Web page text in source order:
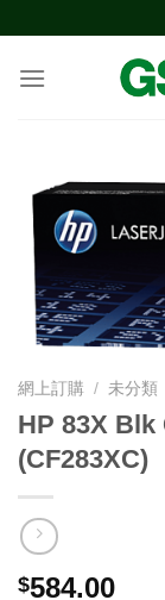
content
網上訂購 / 未分類
HP 83X
(CF283XC)
$584.00